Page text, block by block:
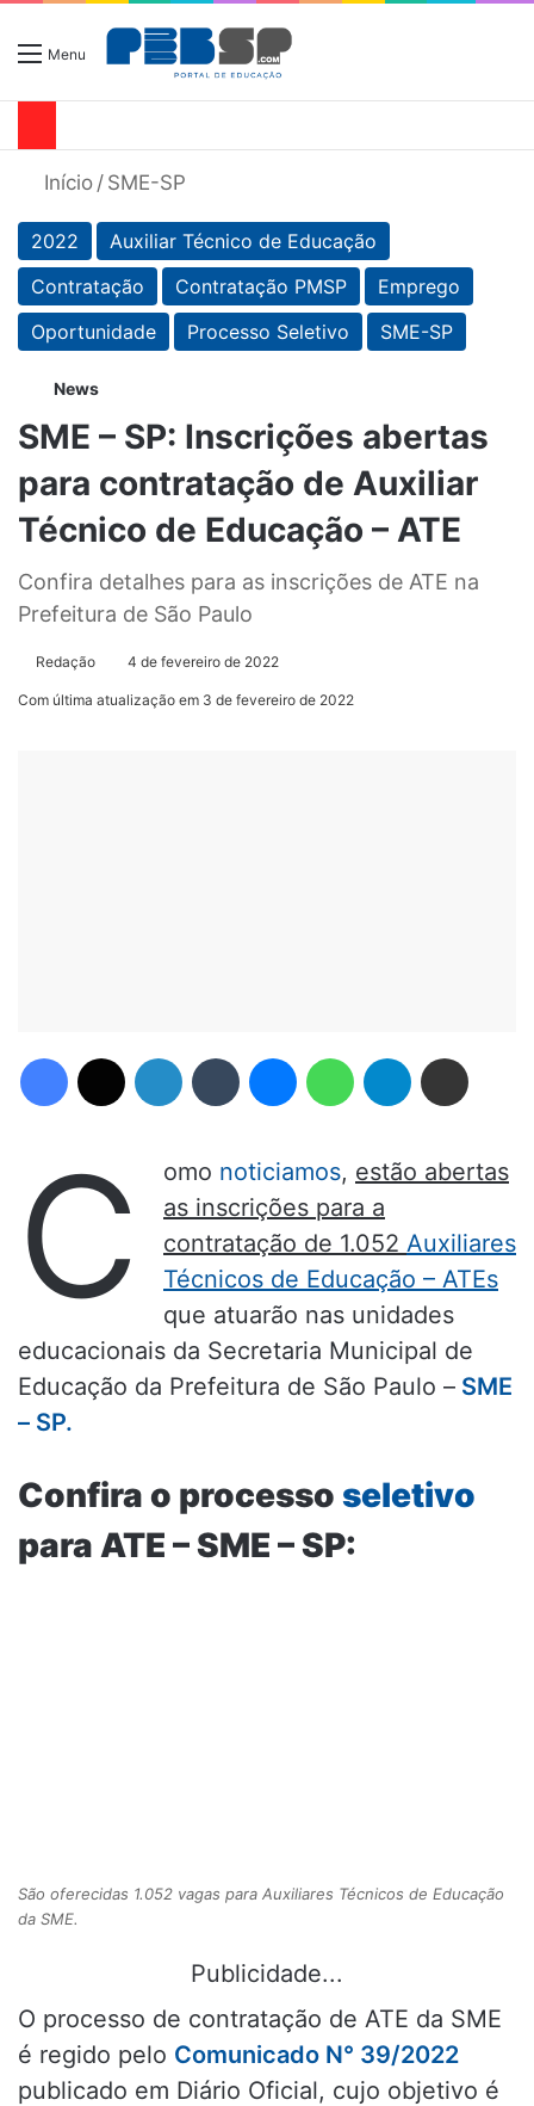
Menu
Início / SME-SP
2022
Auxiliar Técnico de Educação
Contratação
Contratação PMSP
Emprego
Oportunidade
Processo Seletivo SME-SP
News
SME – SP: Inscrições abertas
para contratação de Auxiliar
Técnico de Educação – ATE
Confira detalhes para as inscrições de ATE na
Prefeitura de São Paulo
Redação 4 de fevereiro de 2022
Com última atualização em 3 de fevereiro de 2022
C omo noticiamos, estão abertas
as inscrições para a
contratação de 1.052 Auxiliares
Técnicos de Educação – ATEs
que atuarão nas unidades
educacionais da Secretaria Municipal de
Educação da Prefeitura de São Paulo – SME
– SP.
Confira o processo seletivo
para ATE – SME – SP:
São oferecidas 1.052 vagas para Auxiliares Técnicos de Educação
da SME.
Publicidade...
O processo de contratação de ATE da SME
é regido pelo Comunicado N° 39/2022
publicado em Diário Oficial, cujo objetivo é